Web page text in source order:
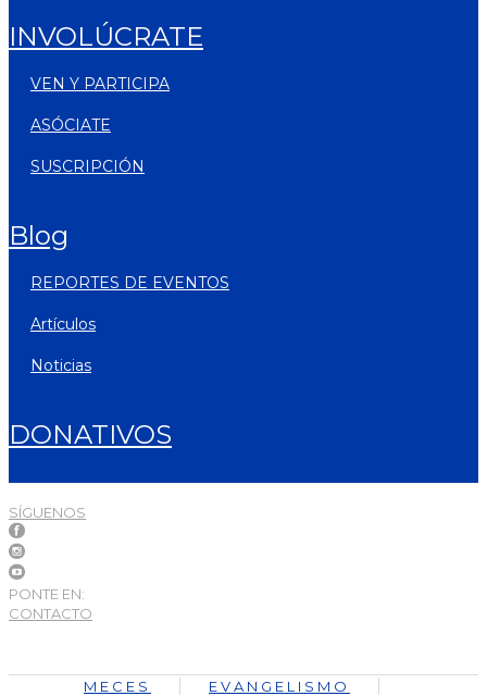
INVOLÚCRATE
VEN Y PARTICIPA
ASÓCIATE
SUSCRIPCIÓN
blog
REPORTES DE EVENTOS
artículos
noticias
DONATIVOS
SÍGUENOS
PONTE EN:
CONTACTO
MECES
EVANGELISMO